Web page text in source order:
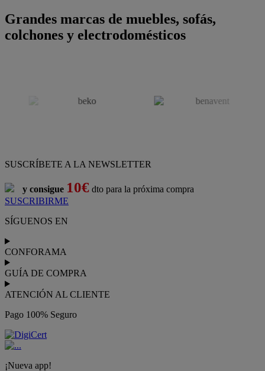
Grandes marcas de muebles, sofás,
colchones y electrodomésticos
SUSCRÍBETE A LA NEWSLETTER
y consigue 10€ dto para la próxima compra
SUSCRIBIRME
SÍGUENOS EN
CONFORAMA
GUÍA DE COMPRA
ATENCIÓN AL CLIENTE
Pago 100% Seguro
¡Nueva app!